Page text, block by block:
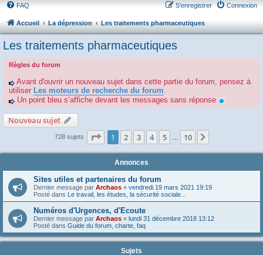
FAQ Connexion
S’enregistrer
Accueil La dépression Les traitements pharmaceutiques
Les traitements pharmaceutiques
Règles du forum
Avant d'ouvrir un nouveau sujet dans cette partie du forum, pensez à
utiliser Les moteurs de recherche du forum.
Un point bleu s’affiche devant les messages sans réponse
Nouveau sujet
728 sujets Page 1sur10
1 2 3 4 5 10
Annonces
Sites utiles et partenaires du forum
Dernier message par Archaos « vendredi 19 mars 2021 19:19
Posté dans Le travail, les études, la sécurité sociale...
Numéros d'Urgences, d'Ecoute
Dernier message par Archaos « lundi 31 décembre 2018 13:12
Posté dans Guide du forum, charte, faq
Sujets